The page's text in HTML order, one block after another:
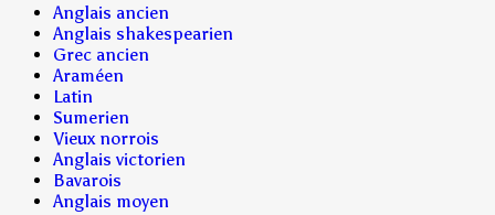
Anglais ancien
Anglais shakespearien
Grec ancien
Araméen
Latin
Sumerien
Vieux norrois
Anglais victorien
Bavarois
Anglais moyen